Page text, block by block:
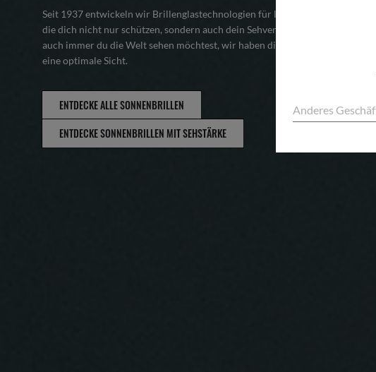
Anderes
Seit 1937 entwickeln wir Brillenglastechnologien für leistungsstarke Brillen,
die dich nicht nur schützen, sondern auch dein Sehvermögen verbessern. Wie
auch immer du die Welt sehen möchtest, wir haben die richtigen Gläser für
eine optimale Sicht.
ENTDECKE ALLE SONNENBRILLEN
ENTDECKE SONNENBRILLEN MIT SEHSTÄRKE